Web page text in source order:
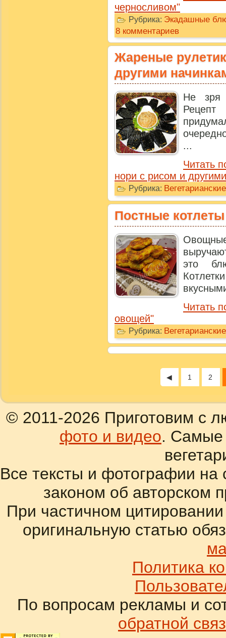
черносливом"
Рубрика: Экадашные
8 комментариев
Жареные
другими
Не зря
Рецепт
...
Читать
нори с рисом и
Рубрика:
Постные
это
Читать
овощей"
Рубрика:
◀ 1 2
© 2011-2026 Приготовим с
фото и видео. Самые
Все тексты и фотографии
законом об авторском
При частичном
оригинальную статью
Политика
По вопросам рекламы и
обратной